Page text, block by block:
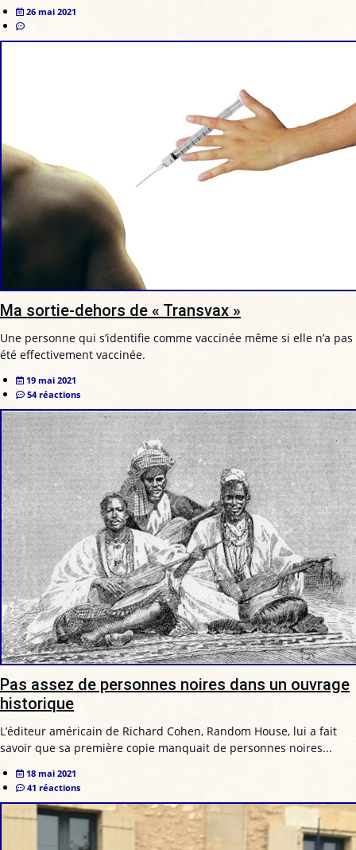
26 mai 2021
Ma sortie-dehors de « Transvax »
Une personne qui s’identifie comme vaccinée même si elle n’a pas
été effectivement vaccinée.
19 mai 2021
54 réactions
Pas assez de personnes noires dans un ouvrage
historique
L’éditeur américain de Richard Cohen, Random House, lui a fait
savoir que sa première copie manquait de personnes noires...
18 mai 2021
41 réactions